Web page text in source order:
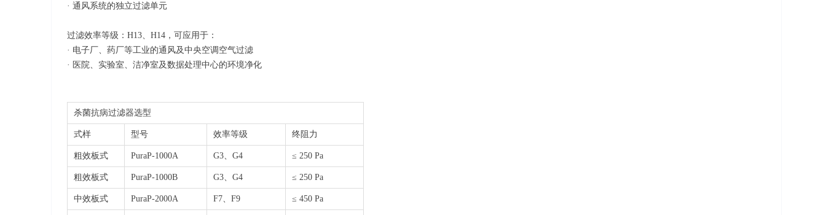
· 通风系统的独立过滤单元
过滤效率等级：H13、H14，可应用于：
· 电子厂、药厂等工业的通风及中央空调空气过滤
· 医院、实验室、洁净室及数据处理中心的环境净化
杀菌抗病过滤器选型
式样 型号 效率等级 终阻力
粗效板式 PuraP-1000A G3、G4 ≤ 250 Pa
粗效板式 PuraP-1000B G3、G4 ≤ 250 Pa
中效板式 PuraP-2000A F7、F9 ≤ 450 Pa